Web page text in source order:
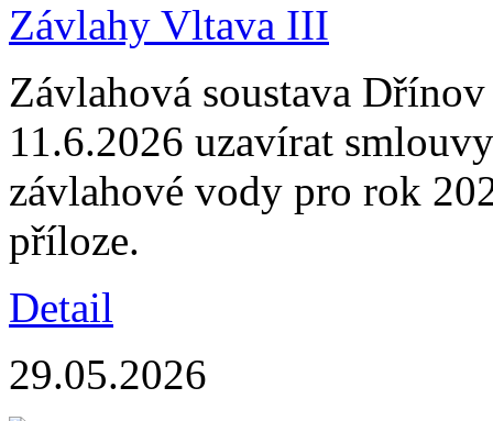
Závlahy Vltava III
Závlahová soustava
11.6.2026 uzavírat
závlahové vody pro rok
příloze.
Detail
29.05.2026